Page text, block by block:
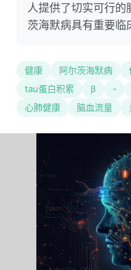
人提供了切实可行的
茨海默病具有重要临
健康 阿尔茨海默病
tau蛋白积累
β -
心肺健康
脑血流量